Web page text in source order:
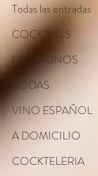
Todas las entradas
COCKTAILS
DESAYUNOS
BODAS
VINO ESPAÑOL
A DOMICILIO
COCKTELERIA